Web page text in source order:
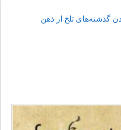
گذشته‌های تلخ از ذهن